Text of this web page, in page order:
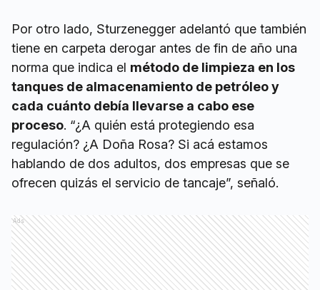
Por otro lado, Sturzenegger adelantó que también
tiene en carpeta derogar antes de fin de año una
norma que indica el método de limpieza en los
tanques de almacenamiento de petróleo y
cada cuánto debía llevarse a cabo ese
proceso. “¿A quién está protegiendo esa
regulación? ¿A Doña Rosa? Si acá estamos
hablando de dos adultos, dos empresas que se
ofrecen quizás el servicio de tancaje”, señaló.
Ads